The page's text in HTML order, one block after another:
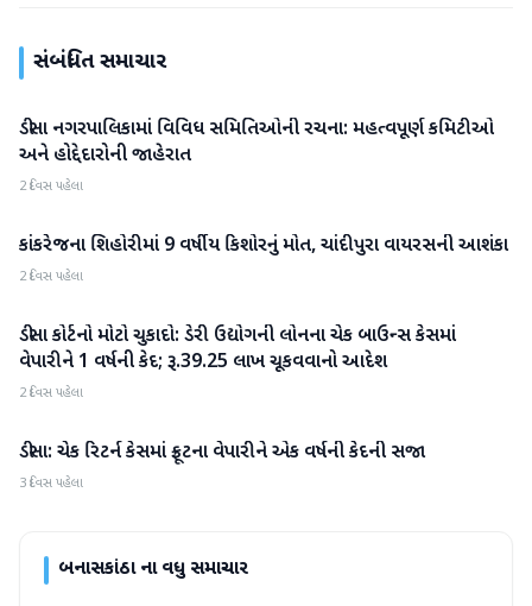
સંબંધિત સમાચાર
બનાસકાંઠા
ડીસા નગરપાલિકામાં વિવિધ સમિતિઓની રચના: મહત્વપૂર્ણ કમિટીઓ
અને હોદ્દેદારોની જાહેરાત
2 દિવસ પહેલા
બનાસકાંઠા કાંકરેજના શિહોરીમાં 9 વર્ષીય કિશોરનું મોત, ચાંદીપુરા વાયરસની આશંકા
2 દિવસ પહેલા
બનાસકાંઠા
ડીસા કોર્ટનો મોટો ચુકાદો: ડેરી ઉદ્યોગની લોનના ચેક બાઉન્સ કેસમાં
વેપારીને 1 વર્ષની કેદ; રૂ.39.25 લાખ ચૂકવવાનો આદેશ
2 દિવસ પહેલા
બનાસકાંઠા
ડીસા: ચેક રિટર્ન કેસમાં ફ્રૂટના વેપારીને એક વર્ષની કેદની સજા
3 દિવસ પહેલા
બનાસકાંઠાના વધુ સમાચાર